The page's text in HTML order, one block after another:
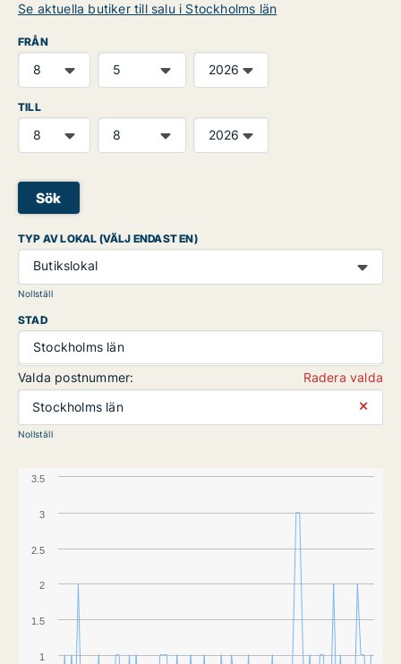
Se aktuella butiker till salu i Stockholms län
FRÅN
TILL
Sök
TYP AV LOKAL (VÄLJ ENDAST EN)
Butikslokal
Nollställ
STAD
Stockholms län
Valda postnummer:
Radera valda
Stockholms län
⨯
Nollställ
1
1.5
2
2.5
3
3.5